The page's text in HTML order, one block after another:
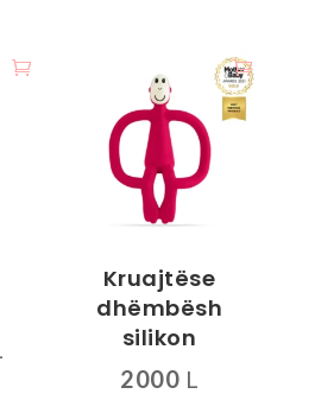
Kruajtëse
dhëmbësh
silikon
2000 L